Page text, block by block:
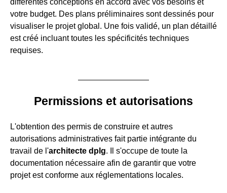
votre budget. Des plans préliminaires sont dessinés pour
visualiser le projet global. Une fois validé, un plan détaillé
est créé incluant toutes les spécificités techniques
requises.
Permissions et autorisations
L'obtention des permis de construire et autres
autorisations administratives fait partie intégrante du
travail de l'architecte dplg. Il s'occupe de toute la
documentation nécessaire afin de garantir que votre
projet est conforme aux réglementations locales.